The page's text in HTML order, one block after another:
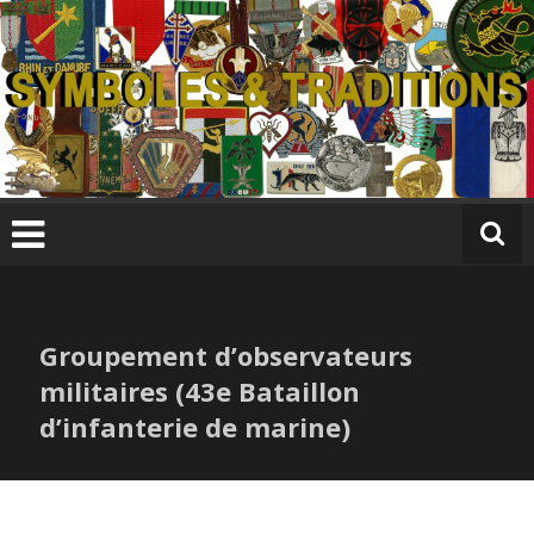
Skip
to
content
S
y
s
&
T
r
a
di
Groupement d’observateurs
militaires (43e Bataillon
d’infanterie de marine)